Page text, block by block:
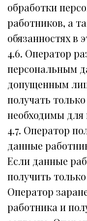
обработки
работников, а
обязанностях в
4.6. Оператор
персональным
допущенным
получать
необходимы
4.7. Оператор
данные
Если данные
получить
Оператор
работника и